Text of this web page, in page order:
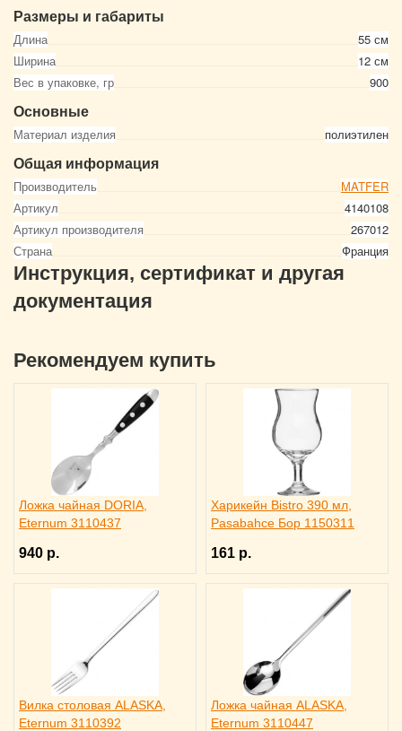
Размеры и габариты
Длина
55 см
Ширина
12 см
Вес в упаковке, гр
900
Основные
Материал изделия полиэтилен
Общая информация
Производитель
MATFER
Артикул
4140108
Артикул производителя
267012
Страна
Франция
Инструкция, сертификат и другая
документация
Рекомендуем купить
Ложка чайная DORIA,
Eternum 3110437
940 р.
Харикейн Bistro 390 мл,
Pasabahce Бор 1150311
161 р.
Вилка столовая ALASKA,
Eternum 3110392
Ложка чайная ALASKA,
Eternum 3110447